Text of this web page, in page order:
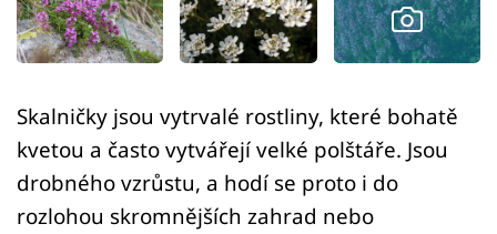
Skalničky jsou vytrvalé rostliny, které bohatě
kvetou a často vytvářejí velké polštáře. Jsou
drobného vzrůstu, a hodí se proto i do
rozlohou skromnějších zahrad nebo